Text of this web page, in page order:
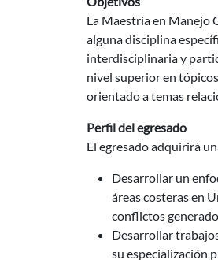
La Maestría en Manejo
alguna disciplina
interdisciplinaria y
nivel superior en
orientado a temas
Perfil del egresado
El egresado adquirirá
Desarrollar un
áreas costeras en
conflictos
Desarrollar
su especialización